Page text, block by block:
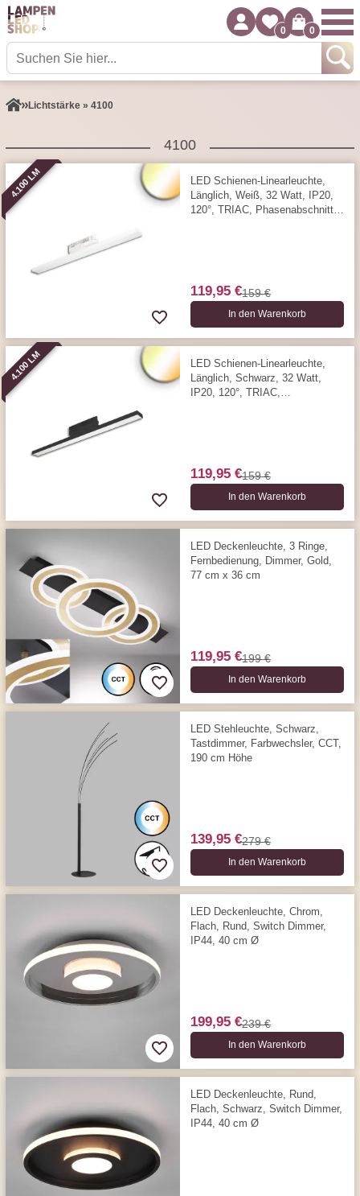
0 0
Lichtstärke » 4100
4100
4.100 LM
LED Schienen-Linearleuchte,
Länglich, Weiß, 32 Watt, IP20,
120°, TRIAC, Phasenabschnitt,
119,95 €159 €
In den Warenkorb
4.100 LM
LED Schienen-Linearleuchte,
Länglich, Schwarz, 32 Watt,
IP20, 120°, TRIAC,
119,95 €159 €
In den Warenkorb
LED Deckenleuchte, 3 Ringe,
Fernbedienung, Dimmer, Gold,
77 cm x 36 cm
119,95 €199 €
In den Warenkorb
LED Stehleuchte, Schwarz,
Tastdimmer, Farbwechsler, CCT,
190 cm Höhe
139,95 €279 €
In den Warenkorb
LED Deckenleuchte, Chrom,
Flach, Rund, Switch Dimmer,
IP44, 40 cm Ø
199,95 €239 €
In den Warenkorb
LED Deckenleuchte, Rund,
Flach, Schwarz, Switch Dimmer,
IP44, 40 cm Ø